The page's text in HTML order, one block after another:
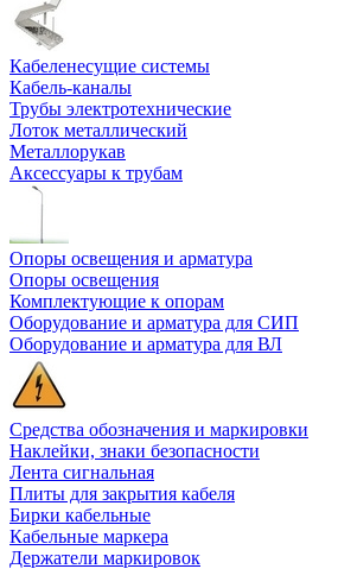
Кабеленесущие системы
Кабель-каналы
Трубы электротехнические
Лоток металлический
Металлорукав
Аксессуары к трубам
Опоры освещения и арматура
Опоры освещения
Комплектующие к опорам
Оборудование и арматура для СИП
Оборудование и арматура для ВЛ
Средства обозначения и маркировки
Наклейки, знаки безопасности
Лента сигнальная
Плиты для закрытия кабеля
Бирки кабельные
Кабельные маркера
Держатели маркировок